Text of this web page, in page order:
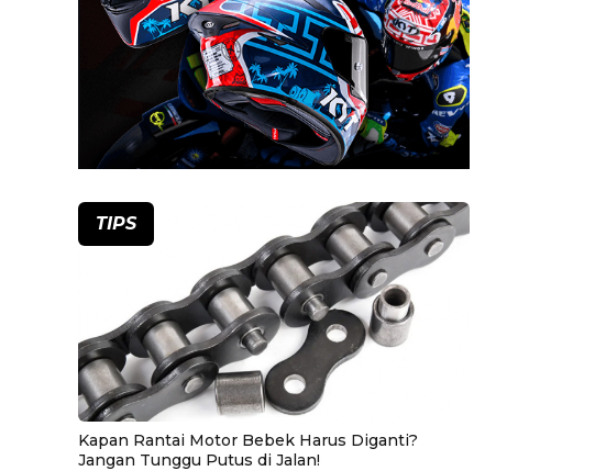
TIPS
Kapan Rantai Motor Bebek Harus Diganti?
Jangan Tunggu Putus di Jalan!